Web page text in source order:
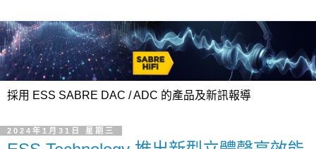
採用 ESS SABRE DAC / ADC 的產品及新訊報導
2024年1月31日 星期三